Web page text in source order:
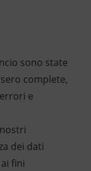
sono state
complete,
e
dei dati
fini